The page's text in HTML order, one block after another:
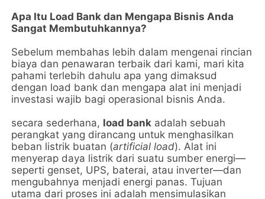
Apa Itu Load Bank dan Mengapa Bisnis Anda
Sangat Membutuhkannya?
Sebelum membahas lebih dalam mengenai rincian
biaya dan penawaran terbaik dari kami, mari kita
pahami terlebih dahulu apa yang dimaksud
dengan load bank dan mengapa alat ini menjadi
investasi wajib bagi operasional bisnis Anda.
secara sederhana, load bank adalah sebuah
perangkat yang dirancang untuk menghasilkan
beban listrik buatan (artificial load). Alat ini
menyerap daya listrik dari suatu sumber energi—
seperti genset, UPS, baterai, atau inverter—dan
mengubahnya menjadi energi panas. Tujuan
utama dari proses ini adalah mensimulasikan